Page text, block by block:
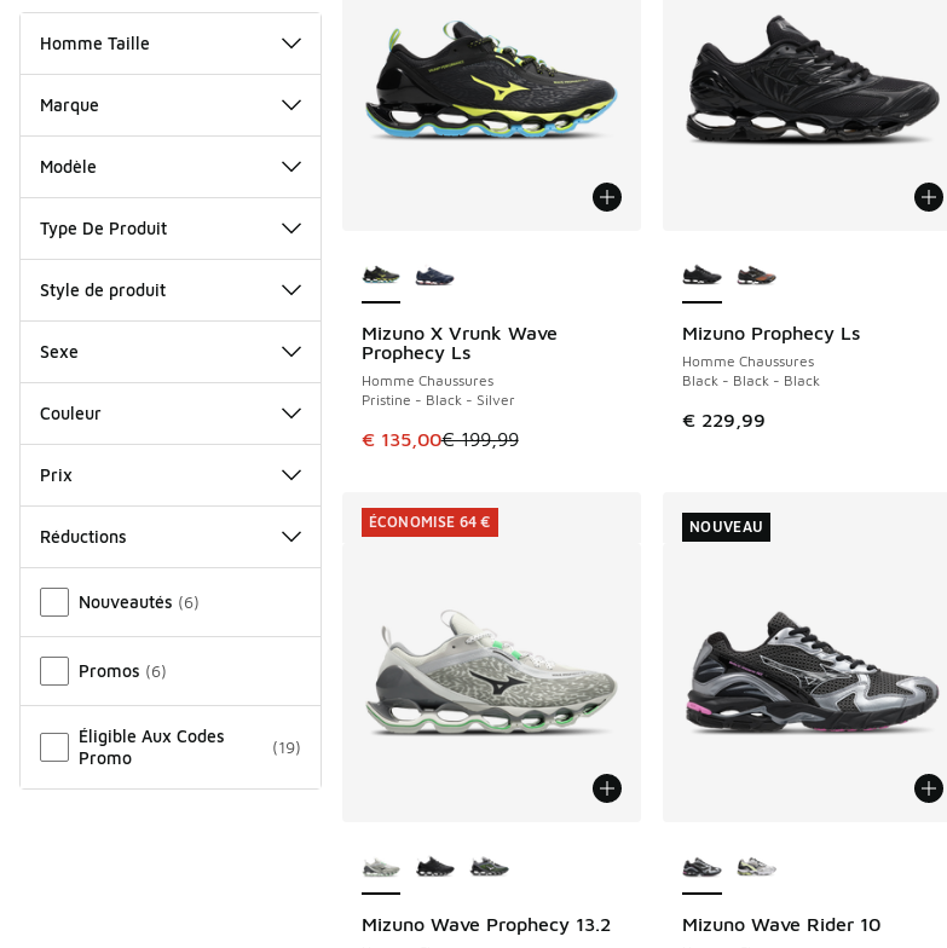
Homme Taille
Marque
Modèle
Type De Produit
Style de produit
Sexe
Couleur
Prix
Réductions
Nouveautés (6)
Promos (6)
Éligible Aux Codes
Promo
(19)
Mizuno X Vrunk Wave
Prophecy Ls
Homme Chaussures
Pristine - Black - Silver
Cet article est en promotion. Prix en baisse de € 199,99 à € 135,00
€ 135,00€ 199,99
ÉCONOMISE 64 € Mizuno Prophecy Ls
Homme Chaussures
Black - Black - Black
€ 229,99
Mizuno Wave Prophecy 13.2
ÉCONOMISE 64 €
ÉCONOMISE 64 €
Mizuno Wave Rider 10
NOUVEAU
NOUVEAU